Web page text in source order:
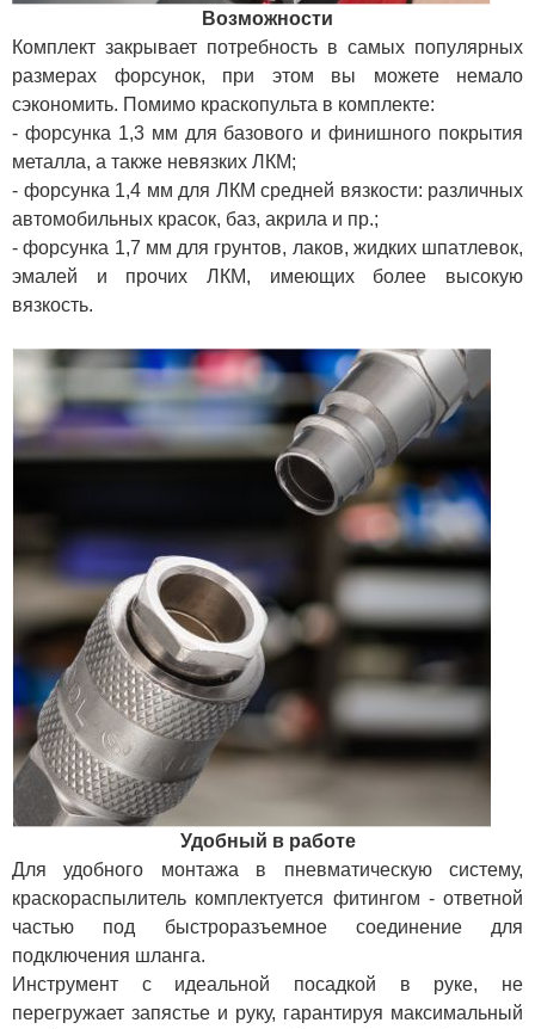
Возможности
Комплект закрывает потребность в самых популярных
размерах форсунок, при этом вы можете немало
сэкономить. Помимо краскопульта в комплекте:
- форсунка 1,3 мм для базового и финишного покрытия
металла, а также невязких ЛКМ;
- форсунка 1,4 мм для ЛКМ средней вязкости: различных
автомобильных красок, баз, акрила и пр.;
- форсунка 1,7 мм для грунтов, лаков, жидких шпатлевок,
эмалей и прочих ЛКМ, имеющих более высокую
вязкость.
Удобный в работе
Для удобного монтажа в пневматическую систему,
краскораспылитель комплектуется фитингом - ответной
частью под быстроразъемное соединение для
подключения шланга.
Инструмент с идеальной посадкой в руке, не
перегружает запястье и руку, гарантируя максимальный